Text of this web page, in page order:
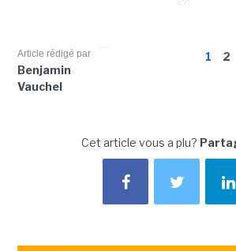
1 2
Article rédigé par
Benjamin
Vauchel
Cet article vous a plu?